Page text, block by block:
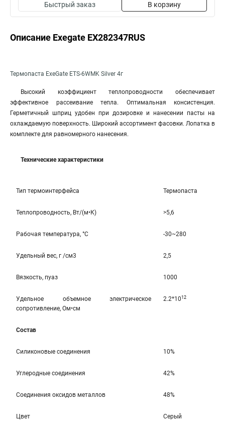
Быстрый заказ В корзину
Описание Exegate EX282347RUS
Термопаста ExeGate ETS-6WMK Silver 4г
Высокий коэффициент теплопроводности обеспечивает
эффективное рассеивание тепла. Оптимальная консистенция.
Герметичный шприц удобен при дозировке и нанесении пасты на
охлаждаемую поверхность. Широкий ассортимент фасовки. Лопатка в
комплекте для равномерного нанесения.
Технические характеристики
Тип термоинтерфейса Термопаста
Теплопроводность, Вт/(м•К) >5,6
Рабочая температура, °C -30~280
Удельный вес, г /см3 2,5
Вязкость, пуаз 1000
Удельное объемное электрическое
сопротивление, Ом•см
2.2*1012
Состав
Силиконовые соединения 10%
Углеродные соединения 42%
Соединения оксидов металлов 48%
Цвет Серый